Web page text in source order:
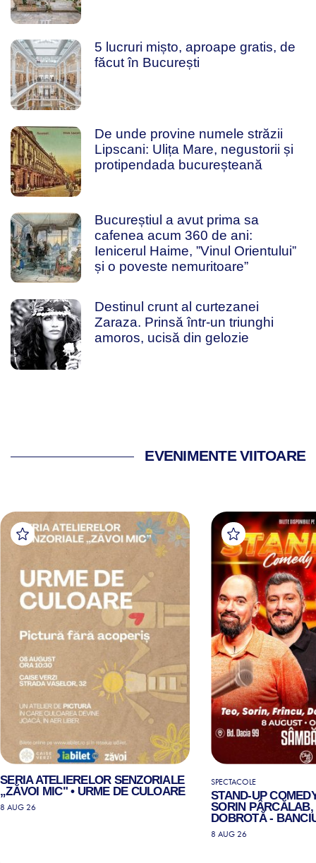
5 lucruri mișto, aproape gratis, de
făcut în București
De unde provine numele străzii
Lipscani: Ulița Mare, negustorii și
protipendada bucureșteană
Bucureștiul a avut prima sa
cafenea acum 360 de ani:
Ienicerul Haime, ”Vinul Orientului”
și o poveste nemuritoare”
Destinul crunt al curtezanei
Zaraza. Prinsă într-un triunghi
amoros, ucisă din gelozie
EVENIMENTE VIITOARE
SERIA ATELIERELOR SENZORIALE
„ZĂVOI MIC" • URME DE CULOARE
8 AUG 26
SPECTACOLE
STAND-UP
SORIN PÂRCĂLAB,
DOBROTĂ -
8 AUG 26